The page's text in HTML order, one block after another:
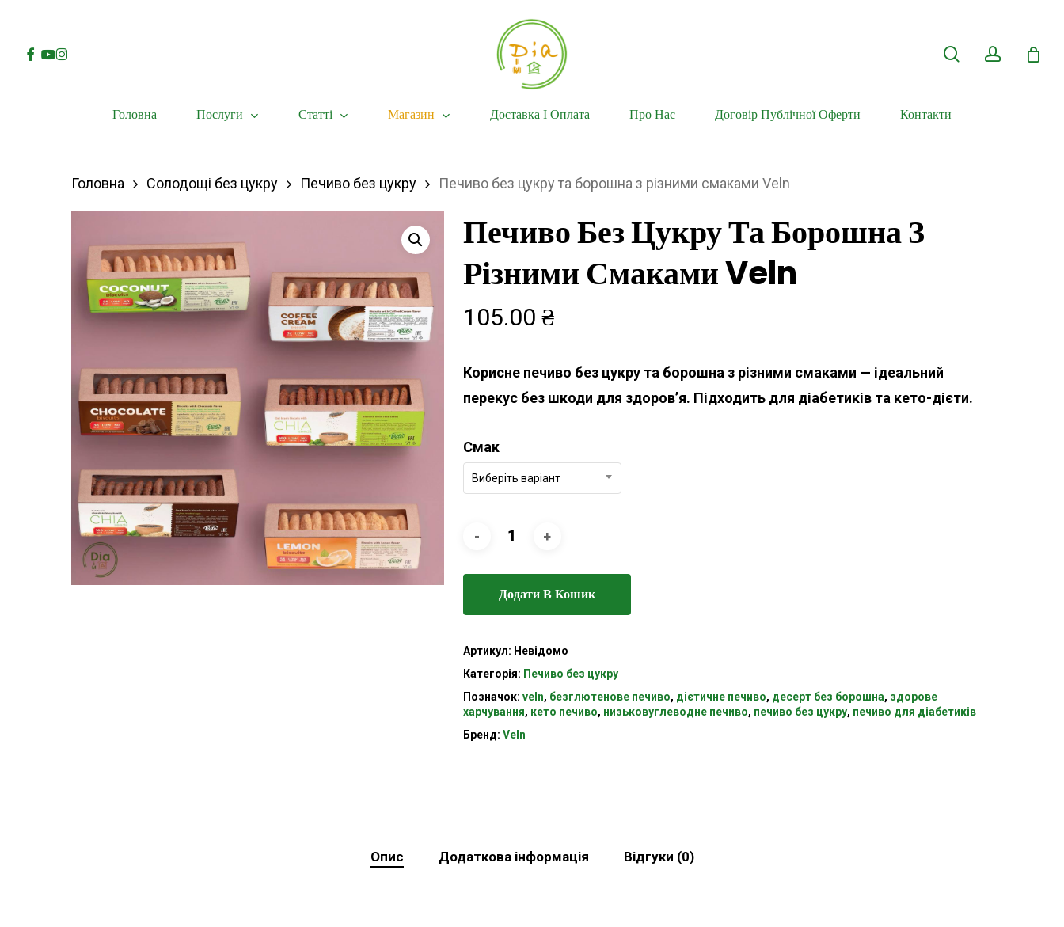
mainFacebook
Youtube
Instagram
Головна Послуги Статті Магазин Доставка І Оплата Про Нас Договір Публічної Оферти Контакти
Головна Солодощі без цукру Печиво без цукру Печиво без цукру та борошна з різними смаками Veln
Печиво Без Цукру Та Борошна З
Різними Смаками Veln
105.00 ₴
Корисне печиво без цукру та борошна з різними смаками — ідеальний
перекус без шкоди для здоров’я. Підходить для діабетиків та кето-дієти.
Смак
Виберіть варіант
Додати В Кошик
Артикул: Невідомо
Категорія: Печиво без цукру
Позначок: veln, безглютенове печиво, дієтичне печиво, десерт без борошна, здорове
харчування, кето печиво, низьковуглеводне печиво, печиво без цукру, печиво для діабетиків
Бренд: Veln
Опис Додаткова інформація Відгуки (0)